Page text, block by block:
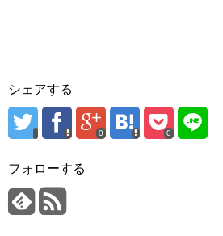
シェアする
0 0
フォローする